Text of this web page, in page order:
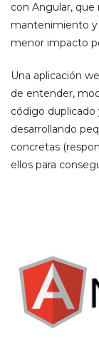
con Angular, que
mantenimiento y
menor impacto
Una aplicación
de entender,
código duplicado
desarrollando
concretas
ellos para